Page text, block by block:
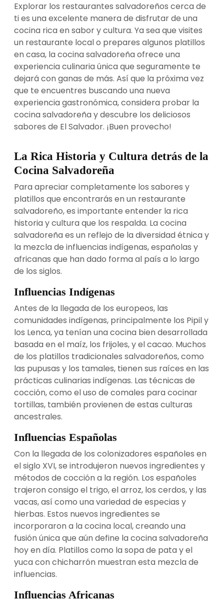
Explorar los restaurantes salvadoreños cerca de
ti es una excelente manera de disfrutar de una
cocina rica en sabor y cultura. Ya sea que visites
un restaurante local o prepares algunos platillos
en casa, la cocina salvadoreña ofrece una
experiencia culinaria única que seguramente te
dejará con ganas de más. Así que la próxima vez
que te encuentres buscando una nueva
experiencia gastronómica, considera probar la
cocina salvadoreña y descubre los deliciosos
sabores de El Salvador. ¡Buen provecho!
La Rica Historia y Cultura detrás de la
Cocina Salvadoreña
Para apreciar completamente los sabores y
platillos que encontrarás en un restaurante
salvadoreño, es importante entender la rica
historia y cultura que los respalda. La cocina
salvadoreña es un reflejo de la diversidad étnica y
la mezcla de influencias indígenas, españolas y
africanas que han dado forma al país a lo largo
de los siglos.
Influencias Indígenas
Antes de la llegada de los europeos, las
comunidades indígenas, principalmente los Pipil y
los Lenca, ya tenían una cocina bien desarrollada
basada en el maíz, los frijoles, y el cacao. Muchos
de los platillos tradicionales salvadoreños, como
las pupusas y los tamales, tienen sus raíces en las
prácticas culinarias indígenas. Las técnicas de
cocción, como el uso de comales para cocinar
tortillas, también provienen de estas culturas
ancestrales.
Influencias Españolas
Con la llegada de los colonizadores españoles en
el siglo XVI, se introdujeron nuevos ingredientes y
métodos de cocción a la región. Los españoles
trajeron consigo el trigo, el arroz, los cerdos, y las
vacas, así como una variedad de especias y
hierbas. Estos nuevos ingredientes se
incorporaron a la cocina local, creando una
fusión única que aún define la cocina salvadoreña
hoy en día. Platillos como la sopa de pata y el
yuca con chicharrón muestran esta mezcla de
influencias.
Influencias Africanas